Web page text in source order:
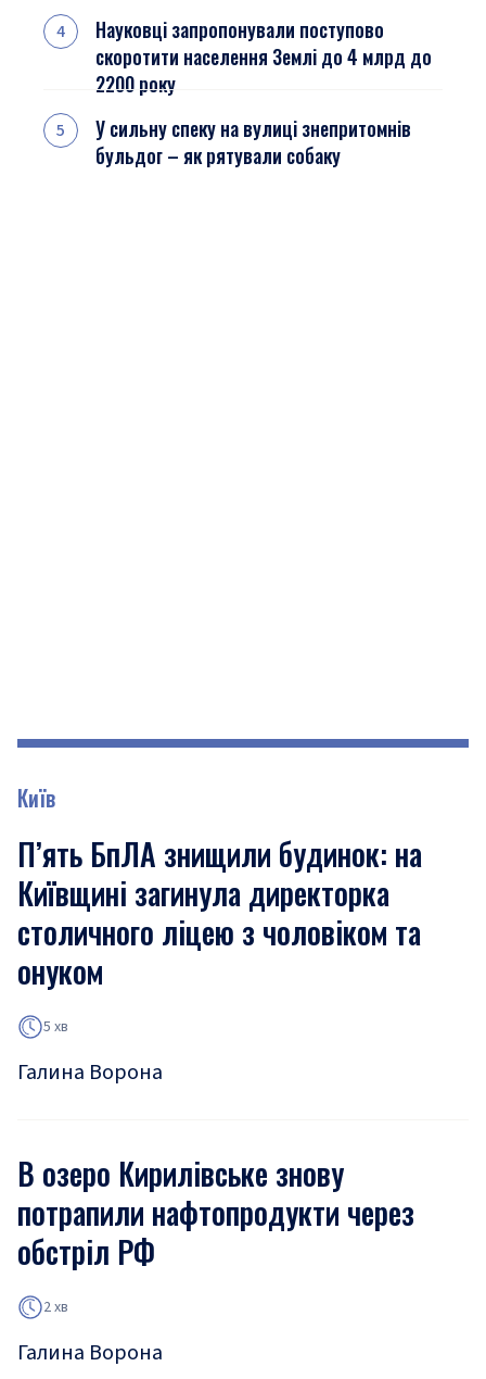
Науковці запропонували поступово
скоротити населення Землі до 4 млрд до
2200 року
У сильну спеку на вулиці знепритомнів
бульдог – як рятували собаку
Київ
П’ять БпЛА знищили будинок: на
Київщині загинула директорка
столичного ліцею з чоловіком та
онуком
5 хв
Галина Ворона
В озеро Кирилівське знову
потрапили нафтопродукти через
обстріл РФ
2 хв
Галина Ворона